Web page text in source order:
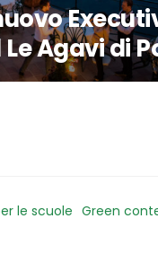
Agavi di
le scuole Green